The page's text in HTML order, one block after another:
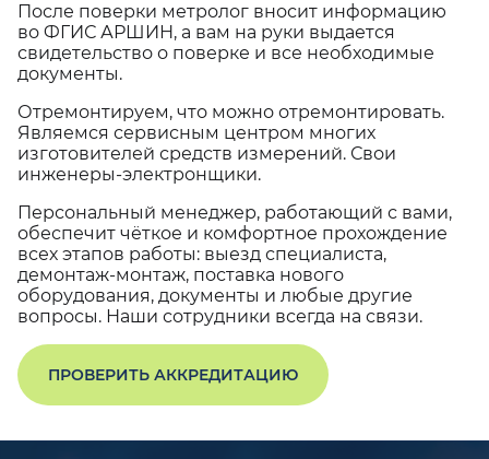
После поверки метролог вносит информацию
во ФГИС АРШИН, а вам на руки выдается
свидетельство о поверке и все необходимые
документы.
Отремонтируем, что можно отремонтировать.
Являемся сервисным центром многих
изготовителей средств измерений. Свои
инженеры-электронщики.
Персональный менеджер, работающий с вами,
обеспечит чёткое и комфортное прохождение
всех этапов работы: выезд специалиста,
демонтаж-монтаж, поставка нового
оборудования, документы и любые другие
вопросы. Наши сотрудники всегда на связи.
ПРОВЕРИТЬ АККРЕДИТАЦИЮ